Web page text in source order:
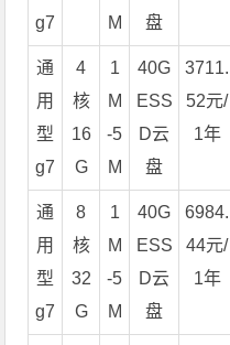
g7
M
盘
通
用
型
g7
4
核
16
G
1
M
-5
M
40G
ESS
D云
盘
3711.
52元/
1年
通
用
型
g7
8
核
32
G
1
M
-5
M
40G
ESS
D云
盘
6984.
44元/
1年